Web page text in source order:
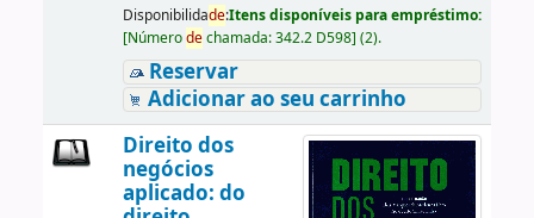
Disponibilidade:Itens disponíveis para empréstimo:
[Númerodechamada:342.2 D598] (2).
Reservar
Adicionar ao seu carrinho
Direito dos
negócios
aplicado: do